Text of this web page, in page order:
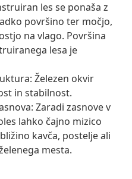
les se ponaša z
površino ter močjo,
na vlago. Površina
lesa je
Železen okvir
in stabilnost.
Zaradi zasnove v
lahko čajno mizico
kavča, postelje ali
mesta.